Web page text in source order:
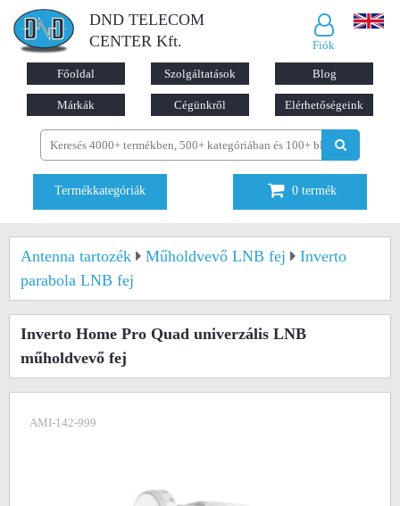
DND TELECOM
CENTER Kft.
Fiók
Főoldal Szolgáltatások Blog
Márkák Cégünkről Elérhetőségeink
Termékkategóriák 0 termék
Antenna tartozék Műholdvevő LNB fej
Inverto
parabola LNB fej
Inverto Home Pro Quad univerzális LNB
műholdvevő fej
AMI-142-999